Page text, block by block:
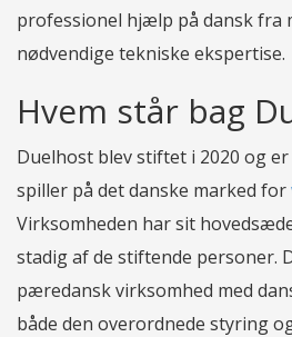
professionel hjælp på dansk fra
nødvendige tekniske ekspertise.
Hvem står bag
Duelhost blev stiftet i 2020 og
spiller på det danske marked for
Virksomheden har sit
stadig af de stiftende personer.
pæredansk virksomhed med
både den overordnede styring